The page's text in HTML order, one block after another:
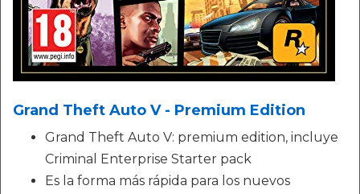
Grand Theft Auto V - Premium Edition
Grand Theft Auto V: premium edition, incluye
Criminal Enterprise Starter pack
Es la forma más rápida para los nuevos